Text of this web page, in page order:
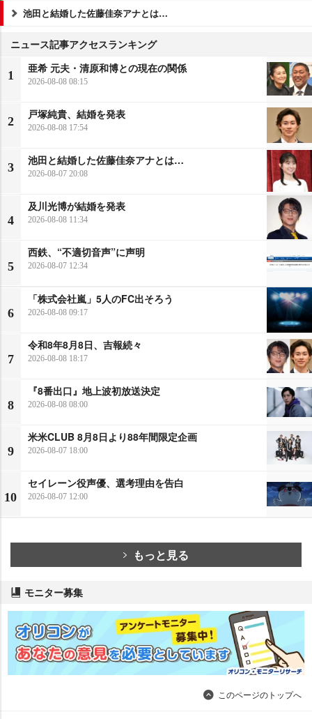
池田と結婚した佐藤佳奈アナとは…
ニュース記事アクセスランキング
1
亜希 元夫・清原和博との現在の関係
2026-08-08 08:15
2
戸塚純貴、結婚を発表
2026-08-08 17:54
3
池田と結婚した佐藤佳奈アナとは…
2026-08-07 20:08
4
及川光博が結婚を発表
2026-08-08 11:34
5
西鉄、“不適切音声”に声明
2026-08-07 12:34
6
「株式会社嵐」5人のFC出そろう
2026-08-08 09:17
7
令和8年8月8日、吉報続々
2026-08-08 18:17
8
『8番出口』地上波初放送決定
2026-08-08 08:00
9
米米CLUB 8月8日より88年間限定企画
2026-08-07 18:00
10
セイレーン役声優、選考理由を告白
2026-08-07 12:00
もっと見る
モニター募集
このページのトップへ